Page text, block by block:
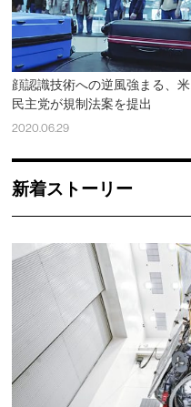
顔認識技術への逆風強まる、米
民主党が規制法案を提出
2020.06.29
新着ストーリー